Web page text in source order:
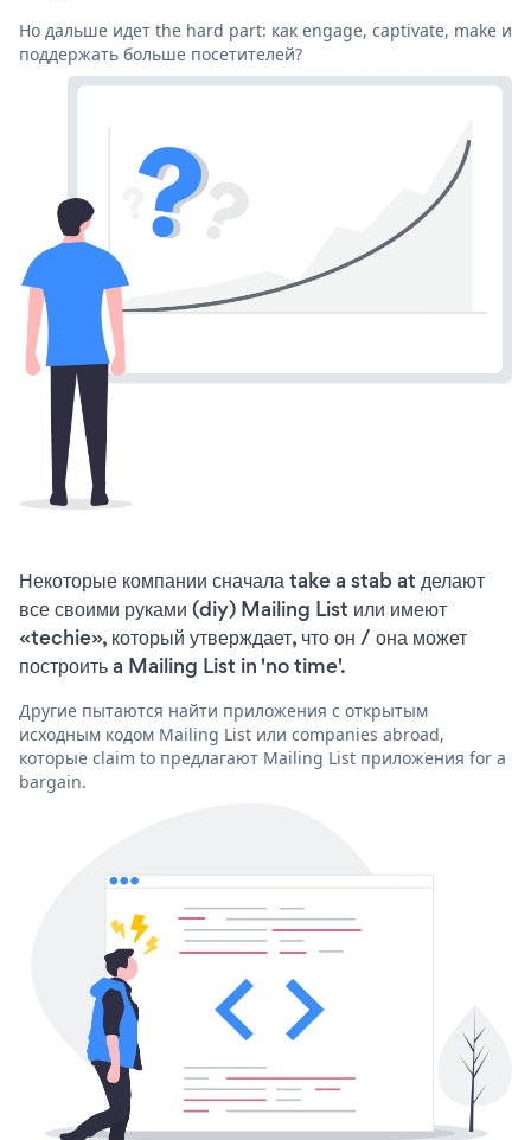
Но дальше идет the hard part: как engage, captivate, make и
поддержать больше посетителей?
Некоторые компании сначала take a stab at делают
все своими руками (diy) Mailing List или имеют
«techie», который утверждает, что он / она может
построить a Mailing List in 'no time'.
Другие пытаются найти приложения с открытым
исходным кодом Mailing List или companies abroad,
которые claim to предлагают Mailing List приложения for a
bargain.